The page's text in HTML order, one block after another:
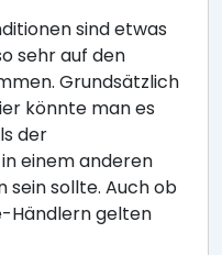
sind etwas
sehr auf den
Grundsätzlich
könnte man es
der
einem anderen
sein sollte. Auch ob
Händlern gelten